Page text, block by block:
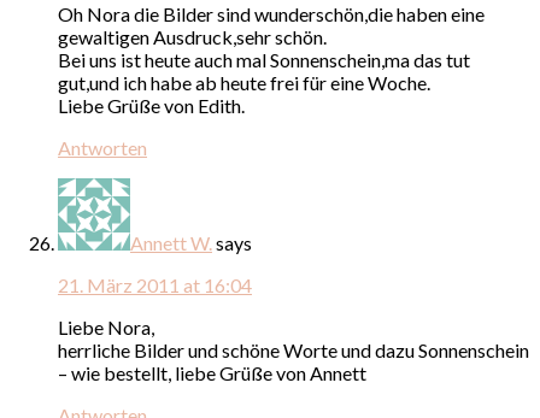
Oh Nora die Bilder sind wunderschön,die haben eine
gewaltigen Ausdruck,sehr schön.
Bei uns ist heute auch mal Sonnenschein,ma das tut
gut,und ich habe ab heute frei für eine Woche.
Liebe Grüße von Edith.
Antworten
Annett W. says
21. März 2011 at 16:04
Liebe Nora,
herrliche Bilder und schöne Worte und dazu Sonnenschein
– wie bestellt, liebe Grüße von Annett